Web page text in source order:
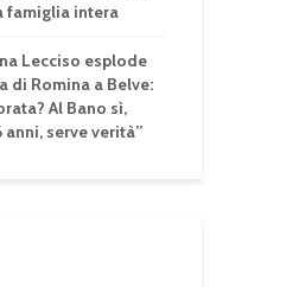
famiglia intera
Lecciso esplode
di Romina a Belve:
Al Bano sì,
serve verità”